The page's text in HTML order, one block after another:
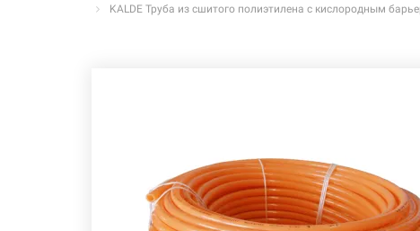
KALDE Труба из сшитого полиэтилена c кислородным